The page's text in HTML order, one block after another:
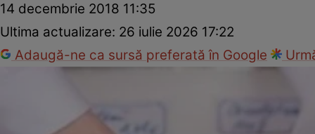
14 decembrie 2018 11:35
Ultima actualizare: 26 iulie 2026 17:22
Adaugă-ne ca sursă preferată în Google